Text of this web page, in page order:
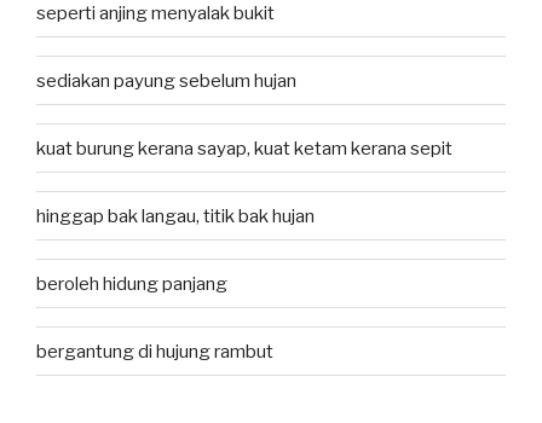
seperti anjing menyalak bukit
sediakan payung sebelum hujan
kuat burung kerana sayap, kuat ketam kerana sepit
hinggap bak langau, titik bak hujan
beroleh hidung panjang
bergantung di hujung rambut